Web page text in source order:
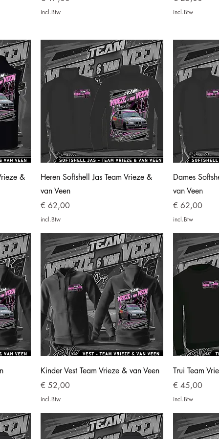
incl.Btw incl.Btw
&
Heren Softshell Jas Team Vrieze &
van Veen
Prijs
€ 62,00
incl.Btw
Dames
van Veen
Prijs
€ 62,00
incl.Btw
Kinder Vest Team Vrieze & van Veen
Prijs
€ 52,00
incl.Btw
Trui Team
Prijs
€ 45,00
incl.Btw